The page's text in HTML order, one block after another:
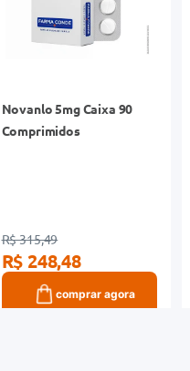
Novanlo 5mg Caixa 90
Comprimidos
R$ 315,49
R$ 248,48
comprar agora